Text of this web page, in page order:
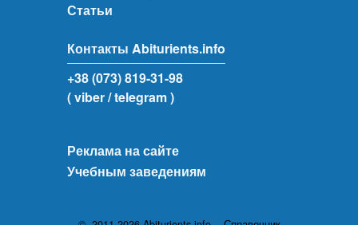
Статьи
Контакты Abiturients.info
+38 (073) 819-31-98
( viber/ telegram )
Реклама на сайте
Учебным заведениям